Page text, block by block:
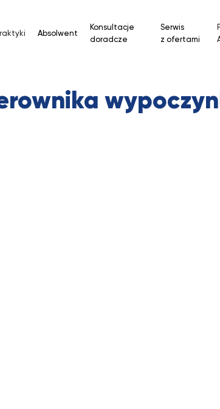
Absolwent
Konsultacje
doradcze
Serwis
z ofertami